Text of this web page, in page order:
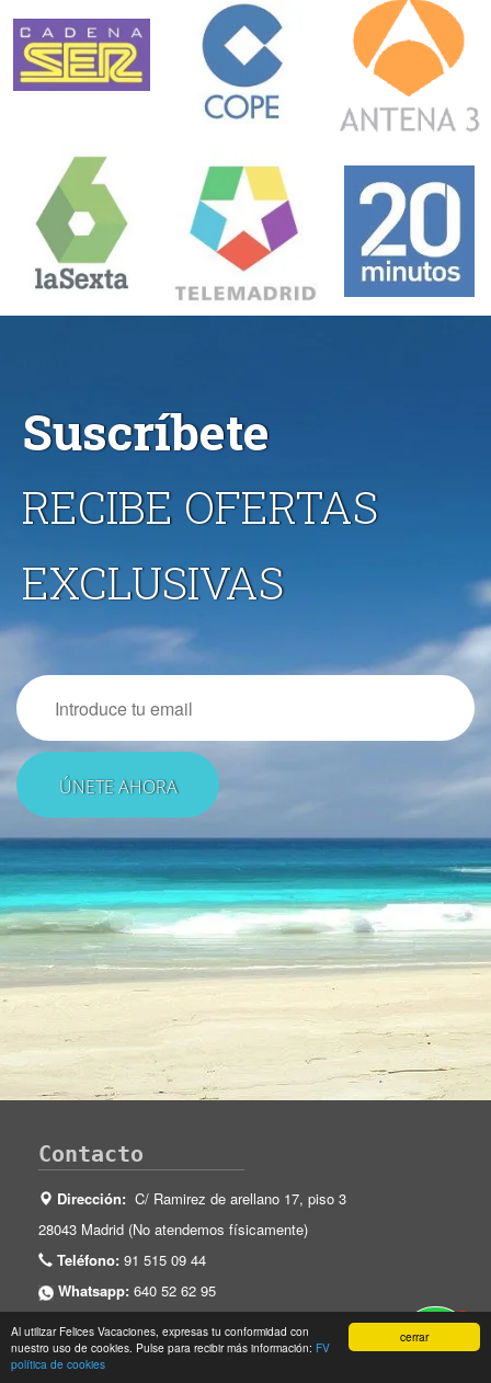
cerrar
Al utilizar Felices Vacaciones, expresas tu conformidad con
nuestro uso de cookies. Pulse para recibir más información: FV
política de cookies
Suscríbete
RECIBE OFERTAS
EXCLUSIVAS
Email
Contacto
Dirección: C/ Ramirez de arellano 17, piso 3
28043 Madrid (No atendemos físicamente)
Teléfono: 91 515 09 44
Whatsapp: 640 52 62 95
Agencia de viajes online
1